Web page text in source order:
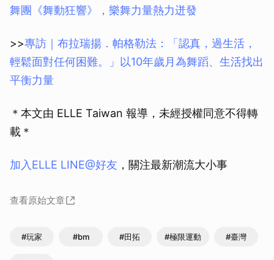
舞團《舞動狂響》，樂舞力量熱力迸發
>>專訪｜布拉瑞揚．帕格勒法：「認真，過生活，
輕鬆面對任何困難。」以10年歲月為舞蹈、生活找出
平衡力量
＊本文由 ELLE Taiwan 報導，未經授權同意不得轉
載＊
加入ELLE LINE@好友 ，關注最新潮流大小事
查看原始文章
#玩家 #bm #田拓 #極限運動 #臺灣